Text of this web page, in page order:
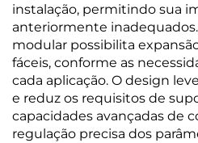
instalação, permitindo sua
anteriormente
modular possibilita
fáceis, conforme as
cada aplicação. O design
e reduz os requisitos de
capacidades avançadas de
regulação precisa dos